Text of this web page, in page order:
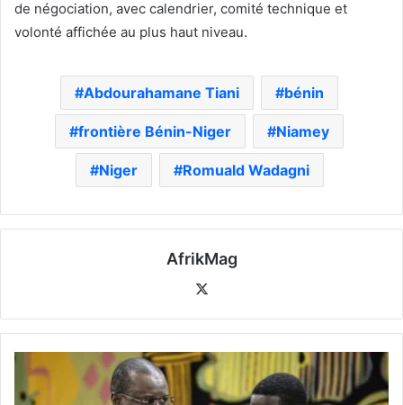
de négociation, avec calendrier, comité technique et
volonté affichée au plus haut niveau.
Abdourahamane Tiani bénin
frontière Bénin-Niger Niamey
Niger Romuald Wadagni
AfrikMag